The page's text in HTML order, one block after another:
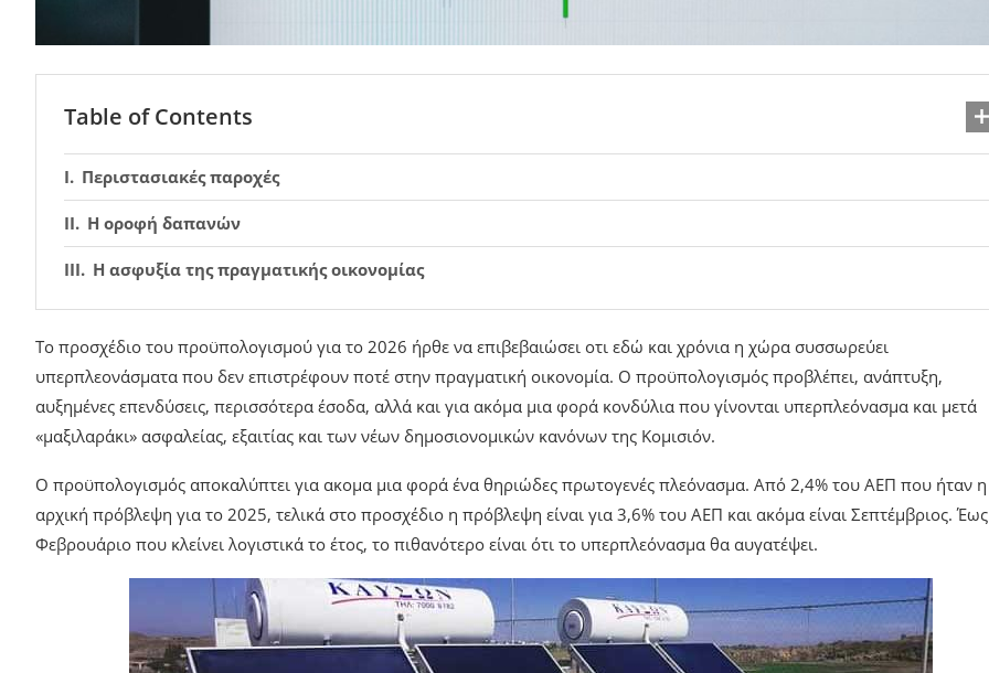
Table of Contents
Περιστασιακές παροχές
Η οροφή δαπανών
Η ασφυξία της πραγματικής οικονομίας
Το προσχέδιο του προϋπολογισμού για το 2026 ήρθε να επιβεβαιώσει οτι εδώ και χρόνια η χώρα συσσωρεύει
υπερπλεονάσματα που δεν επιστρέφουν ποτέ στην πραγματική οικονομία. Ο προϋπολογισμός προβλέπει, ανάπτυξη,
αυξημένες επενδύσεις, περισσότερα έσοδα, αλλά και για ακόμα μια φορά κονδύλια που γίνονται υπερπλεόνασμα και μετά
«μαξιλαράκι» ασφαλείας, εξαιτίας και των νέων δημοσιονομικών κανόνων της Κομισιόν.
Ο προϋπολογισμός αποκαλύπτει για ακομα μια φορά ένα θηριώδες πρωτογενές πλεόνασμα. Από 2,4% του ΑΕΠ που ήταν η
αρχική πρόβλεψη για το 2025, τελικά στο προσχέδιο η πρόβλεψη είναι για 3,6% του ΑΕΠ και ακόμα είναι Σεπτέμβριος.
Φεβρουάριο που κλείνει λογιστικά το έτος, το πιθανότερο είναι ότι το υπερπλεόνασμα θα αυγατέψει.